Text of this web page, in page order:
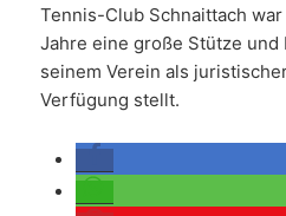
Tennis-Club Schnaittach
Jahre eine große Stütze
seinem Verein als
Verfügung stellt.